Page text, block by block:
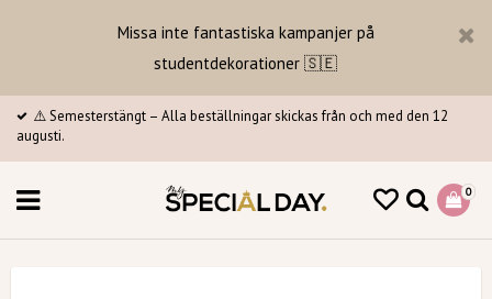
Missa inte fantastiska kampanjer på
studentdekorationer 🇸🇪
⚠️ Semesterstängt – Alla beställningar skickas från och med den 12
augusti.
0